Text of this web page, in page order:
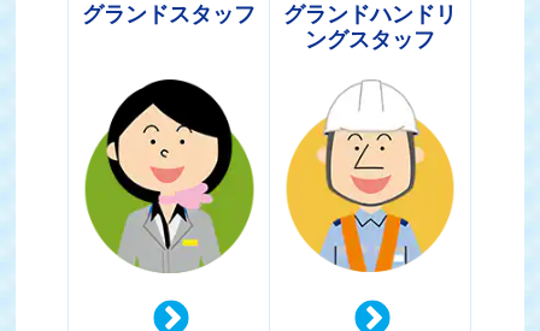
グランドスタッフ
グランドハンドリ
ングスタッフ